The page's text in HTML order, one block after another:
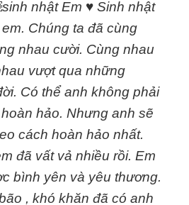
nhật Em ♥️ Sinh nhật
Chúng ta đã cùng
nhau cười. Cùng nhau
vượt qua những
Có thể anh không phải
hảo. Nhưng anh sẽ
cách hoàn hảo nhất.
đã vất vả nhiều rồi. Em
bình yên và yêu thương.
, khó khăn đã có anh